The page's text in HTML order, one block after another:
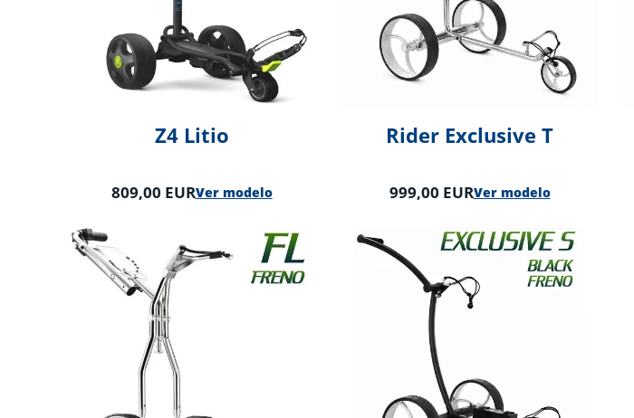
Z4 Litio
809,00 EURVer modelo
Rider Exclusive T
999,00 EURVer modelo